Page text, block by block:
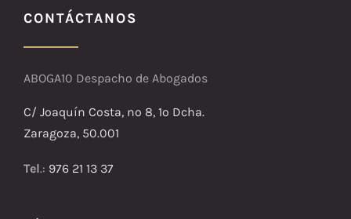
CONTÁCTANOS
ABOGA10 Despacho de Abogados
C/ Joaquín Costa, nº 8, 1º Dcha.
Zaragoza, 50.001
Tel.: 976 21 13 37